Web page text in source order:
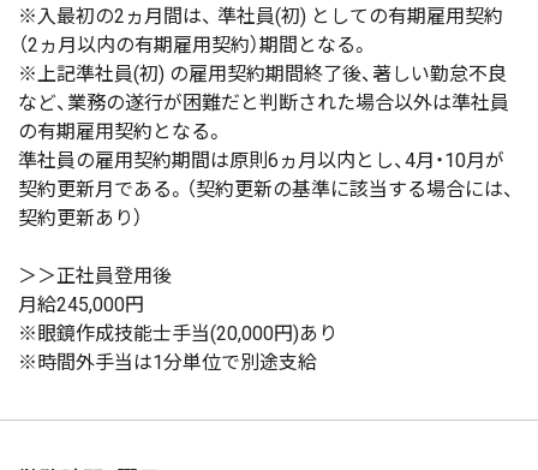
※入最初の2ヵ月間は、 準社員(初) としての有期雇用契約
（2ヵ月以内の有期雇用契約）期間となる。
※上記準社員(初) の雇用契約期間終了後、著しい勤怠不良
など、業務の遂行が困難だと判断された場合以外は準社員
の有期雇用契約となる。
準社員の雇用契約期間は原則6ヵ月以内とし、4月・10月が
契約更新月である。（契約更新の基準に該当する場合には、
契約更新あり）
＞＞正社員登用後
月給245,000円
※眼鏡作成技能士手当(20,000円)あり
※時間外手当は1分単位で別途支給